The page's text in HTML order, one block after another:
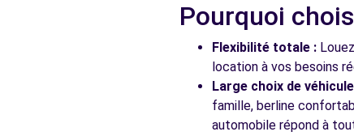
Pourquoi
Flexibilité totale :
location à vos besoins
Large choix de
famille, berline
automobile répond à